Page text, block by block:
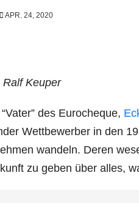
APR. 24, 2020
Ralf Keuper
des Euro­che­que,
Wett­be­wer­ber in den
wan­deln. Deren
zu geben über alles,